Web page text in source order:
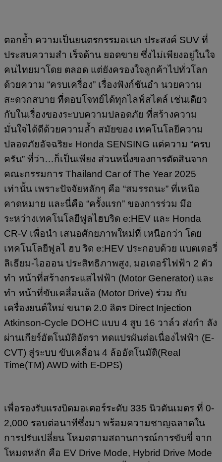
ตอกย้ำ ความเป็นยนตรกรรมอเนก ประสงค์ SUV ที่
ประสบความสำ เร็จด้าน ยอดขาย ซึ่งไม่เพียงอยู่ในใจ
คนไทยมาโดย ตลอด แต่ยังครองใจลูกค้าไปทั่วโลก
ด้วยความ “ครบเครื่อง” เรื่องฟังก์ชันอำ นวยความ
สะดวกสบาย ที่ตอบโจทย์ได้ทุกไลฟ์สไตล์ เช่นเดียว
กับในเรื่องของระบบความปลอดภัย ที่สร้างความ
มั่นใจได้ดีด้วยความล้ำ สมัยของ เทคโนโลยีความ
ปลอดภัยอัจฉริยะ Honda SENSING แต่ความ “ครบ
ครัน” ที่ว่า…ก็เป็นเพียง ส่วนหนึ่งของการตัดสินจาก
คณะกรรมการ Thailand Car of The Year 2025
เท่านั้น เพราะปัจจัยหลักๆ คือ “สมรรถนะ” ที่เหนือ
คาดหมาย และนี่คือ “ครั้งแรก” ของการร่วม มือ
ระหว่างเทคโนโลยีฟูลไฮบริด e:HEV และ Honda
CR-V เพื่อนำ เสนอศักยภาพใหม่ที่ เหนือกว่า โดย
เทคโนโลยีฟูลไ ฮบ ริด e:HEV ประกอบด้วย แบตเตอรี่
ลิเธียม-ไอออน ประสิทธิภาพสูง, มอเตอร์ไฟฟ้า 2 ตัว
ทำ หน้าที่สร้างกระแสไฟฟ้า (Motor Generator) และ
ทำ หน้าที่ขับเคลื่อนล้อ (Motor Drive) ร่วม กับ
เครื่องยนต์ใหม่ ขนาด 2.0 ลิตร Direct Injection
Atkinson-Cycle DOHC แบบ 4 สูบ 16 วาล์ว ส่งกำ ลัง
ผ่านเกียร์อัตโนมัติอัตรา ทดแปรผันต่อเนื่องไฟฟ้า (E-
CVT) สู่ระบบ ขับเคลื่อน 4 ล้ออัตโนมัติ(Real
Time(TM) AWD with E-DPS)
เพื่อรองรับแรงบิดมอเตอร์ระดับ 335 นิวตันเมตร ที่ 0-
2,000 รอบต่อนาทีซึ่งมา พร้อมความชาญฉลาดใน
การปรับเปลี่ยน โหมดตามสถานการณ์การขับขี่ จาก
โหมดหลัก คือ EV Drive Mode, Hybrid Drive Mode